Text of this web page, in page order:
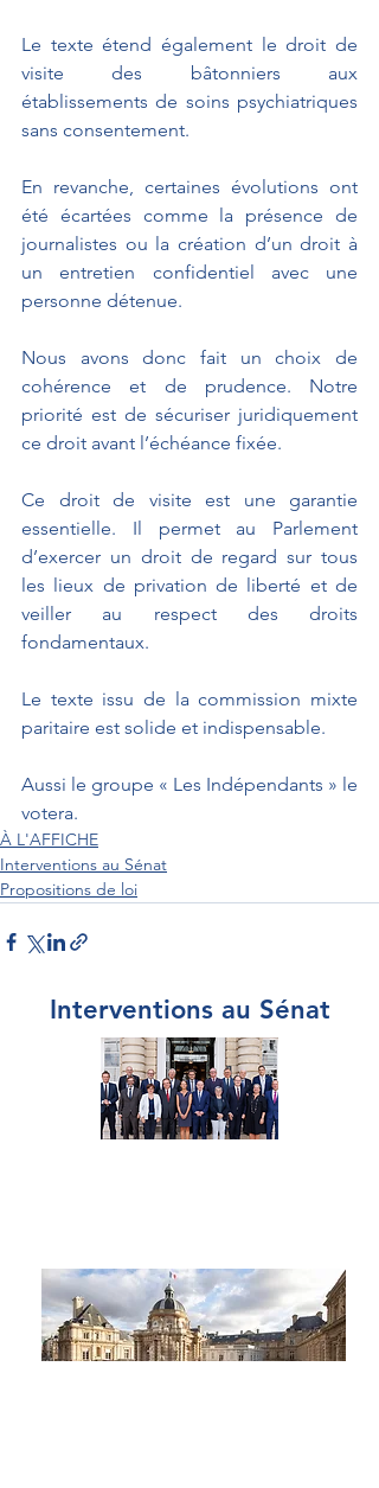
Le texte étend également le droit de
visite des bâtonniers aux
établissements de soins psychiatriques
sans consentement.
En revanche, certaines évolutions ont
été écartées comme la présence de
journalistes ou la création d’un droit à
un entretien confidentiel avec une
personne détenue.
Nous avons donc fait un choix de
cohérence et de prudence. Notre
priorité est de sécuriser juridiquement
ce droit avant l’échéance fixée.
Ce droit de visite est une garantie
essentielle. Il permet au Parlement
d’exercer un droit de regard sur tous
les lieux de privation de liberté et de
veiller au respect des droits
fondamentaux.
Le texte issu de la commission mixte
paritaire est solide et indispensable.
Aussi le groupe « Les Indépendants » le
votera.
À L'AFFICHE
Interventions au Sénat
Propositions de loi
Interventions au Sénat
Par Sénateur